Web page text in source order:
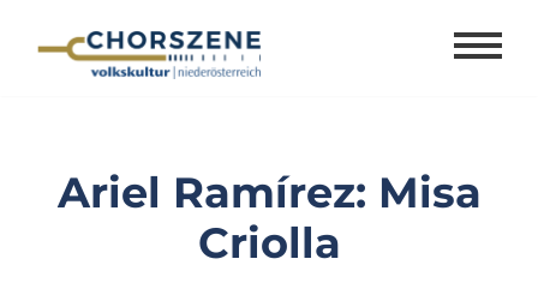
Ariel Ramírez: Misa
Criolla